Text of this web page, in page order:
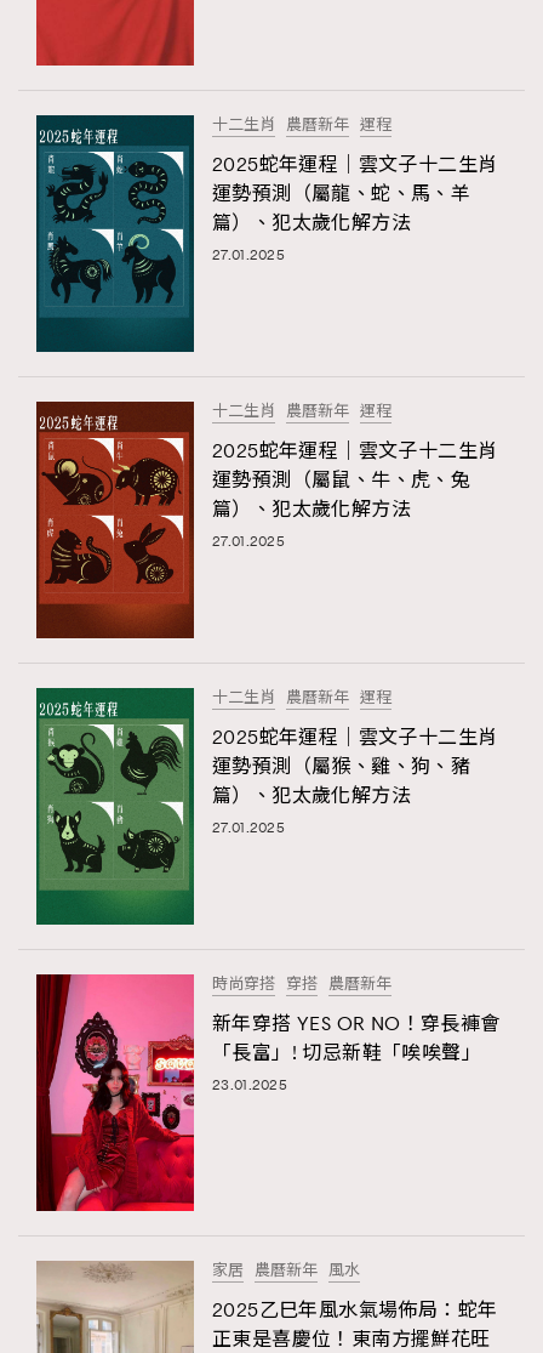
AFrenchMind
DressLikeAParisienne
EmpowerF
FashionWeek FigaroAesthetic
十二生肖 農曆新年 運程
2025蛇年運程｜雲文子十二生肖
運勢預測（屬龍、蛇、馬、羊
篇）、犯太歲化解方法
27.01.2025
十二生肖 農曆新年 運程
2025蛇年運程｜雲文子十二生肖
運勢預測（屬鼠、牛、虎、兔
篇）、犯太歲化解方法
27.01.2025
十二生肖 農曆新年 運程
2025蛇年運程｜雲文子十二生肖
運勢預測（屬猴、雞、狗、豬
篇）、犯太歲化解方法
27.01.2025
時尚穿搭 穿搭 農曆新年
新年穿搭 YES OR NO！穿長褲會
「長富」! 切忌新鞋「唉唉聲」
23.01.2025
家居 農曆新年 風水
2025乙巳年風水氣場佈局：蛇年
正東是喜慶位！東南方擺鮮花旺